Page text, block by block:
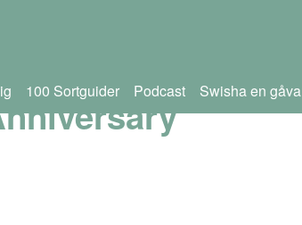
100 Sortguider Podcast Swisha en gåva